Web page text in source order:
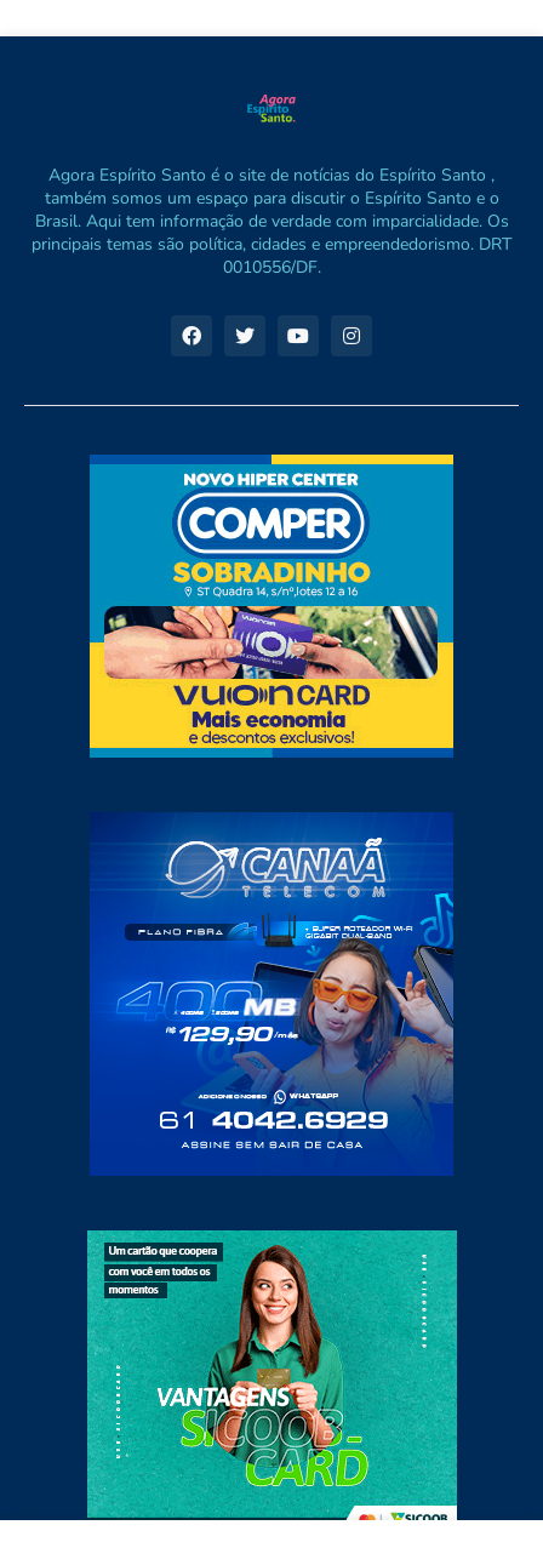
Agora Espírito Santo é o site de notícias do Espírito Santo ,
também somos um espaço para discutir o Espírito Santo e o
Brasil. Aqui tem informação de verdade com imparcialidade. Os
principais temas são política, cidades e empreendedorismo. DRT
0010556/DF.